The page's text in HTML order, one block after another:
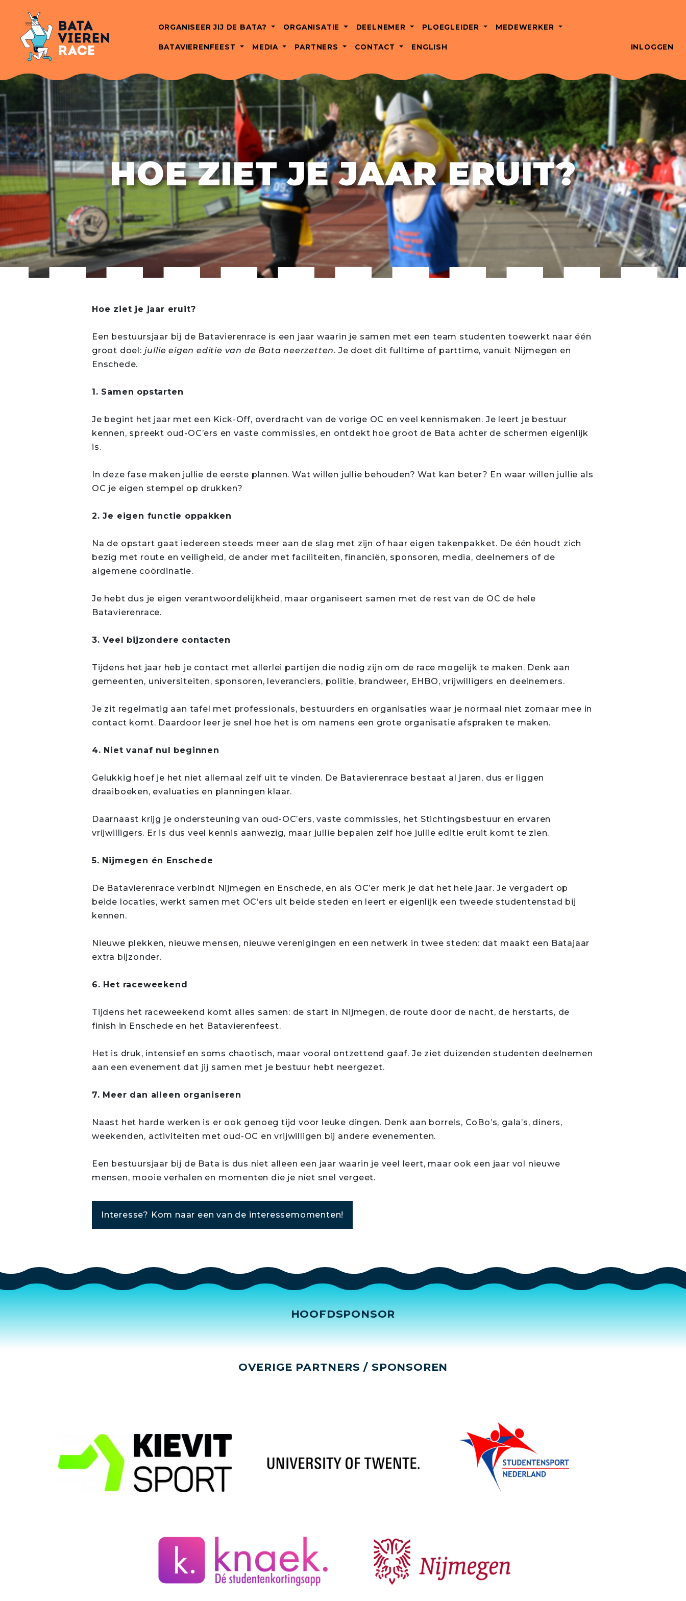
ORGANISEER JIJ DE BATA? ORGANISATIE DEELNEMER PLOEGLEIDER MEDEWERKER
BATAVIERENFEEST MEDIA PARTNERS CONTACT ENGLISH INLOGGEN
HOE ZIET JE JAAR ERUIT?
Hoe ziet je jaar eruit?
Een bestuursjaar bij de Batavierenrace is een jaar waarin je samen met een team studenten toewerkt naar één
groot doel: jullie eigen editie van de Bata neerzetten. Je doet dit fulltime of parttime, vanuit Nijmegen en
Enschede.
1. Samen opstarten
Je begint het jaar met een Kick-Off, overdracht van de vorige OC en veel kennismaken. Je leert je bestuur
kennen, spreekt oud-OC’ers en vaste commissies, en ontdekt hoe groot de Bata achter de schermen eigenlijk
is.
In deze fase maken jullie de eerste plannen. Wat willen jullie behouden? Wat kan beter? En waar willen jullie als
OC je eigen stempel op drukken?
2. Je eigen functie oppakken
Na de opstart gaat iedereen steeds meer aan de slag met zijn of haar eigen takenpakket. De één houdt zich
bezig met route en veiligheid, de ander met faciliteiten, financiën, sponsoren, media, deelnemers of de
algemene coördinatie.
Je hebt dus je eigen verantwoordelijkheid, maar organiseert samen met de rest van de OC de hele
Batavierenrace.
3. Veel bijzondere contacten
Tijdens het jaar heb je contact met allerlei partijen die nodig zijn om de race mogelijk te maken. Denk aan
gemeenten, universiteiten, sponsoren, leveranciers, politie, brandweer, EHBO, vrijwilligers en deelnemers.
Je zit regelmatig aan tafel met professionals, bestuurders en organisaties waar je normaal niet zomaar mee in
contact komt. Daardoor leer je snel hoe het is om namens een grote organisatie afspraken te maken.
4. Niet vanaf nul beginnen
Gelukkig hoef je het niet allemaal zelf uit te vinden. De Batavierenrace bestaat al jaren, dus er liggen
draaiboeken, evaluaties en planningen klaar.
Daarnaast krijg je ondersteuning van oud-OC’ers, vaste commissies, het Stichtingsbestuur en ervaren
vrijwilligers. Er is dus veel kennis aanwezig, maar jullie bepalen zelf hoe jullie editie eruit komt te zien.
5. Nijmegen én Enschede
De Batavierenrace verbindt Nijmegen en Enschede, en als OC’er merk je dat het hele jaar. Je vergadert op
beide locaties, werkt samen met OC’ers uit beide steden en leert er eigenlijk een tweede studentenstad bij
kennen.
Nieuwe plekken, nieuwe mensen, nieuwe verenigingen en een netwerk in twee steden: dat maakt een Batajaar
extra bijzonder.
6. Het raceweekend
Tijdens het raceweekend komt alles samen: de start in Nijmegen, de route door de nacht, de herstarts, de
finish in Enschede en het Batavierenfeest.
Het is druk, intensief en soms chaotisch, maar vooral ontzettend gaaf. Je ziet duizenden studenten deelnemen
aan een evenement dat jij samen met je bestuur hebt neergezet.
7. Meer dan alleen organiseren
Naast het harde werken is er ook genoeg tijd voor leuke dingen. Denk aan borrels, CoBo’s, gala’s, diners,
weekenden, activiteiten met oud-OC en vrijwilligen bij andere evenementen.
Een bestuursjaar bij de Bata is dus niet alleen een jaar waarin je veel leert, maar ook een jaar vol nieuwe
mensen, mooie verhalen en momenten die je niet snel vergeet.
Interesse? Kom naar een van de interessemomenten!
HOOFDSPONSOR
OVERIGE PARTNERS / SPONSOREN